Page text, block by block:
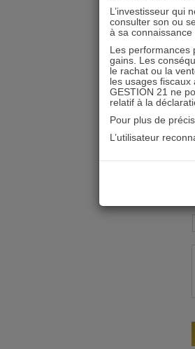
L’investisseur qui
consulter son ou
à sa
Les performances
gains. Les
le rachat ou la
les usages fiscaux
GESTION 21 ne
relatif à la
Pour plus de
L’utilisateur